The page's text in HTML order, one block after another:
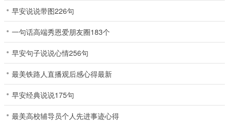
早安说说带图226句
一句话高端秀恩爱朋友圈183个
早安句子说说心情256句
最美铁路人直播观后感心得最新
早安经典说说175句
最美高校辅导员个人先进事迹心得